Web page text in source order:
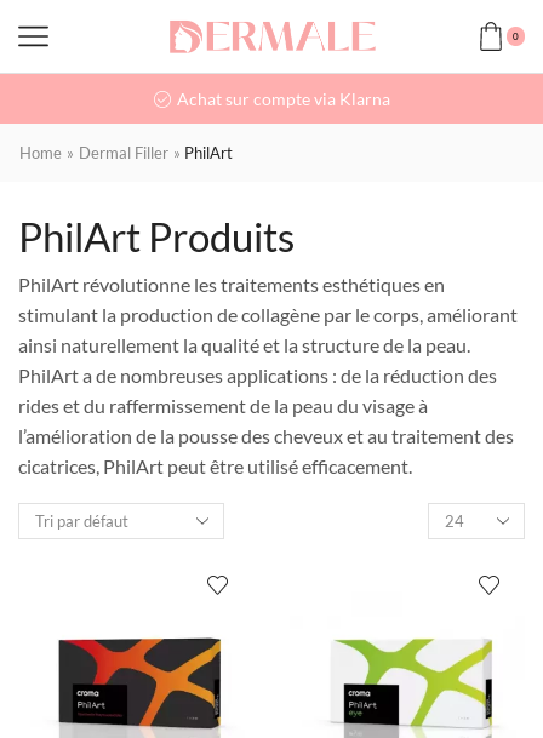
0
Achat sur compte via Klarna
Home » Dermal Filler » PhilArt
PhilArt Produits
PhilArt révolutionne les traitements esthétiques en
stimulant la production de collagène par le corps, améliorant
ainsi naturellement la qualité et la structure de la peau.
PhilArt a de nombreuses applications : de la réduction des
rides et du raffermissement de la peau du visage à
l’amélioration de la pousse des cheveux et au traitement des
cicatrices, PhilArt peut être utilisé efficacement.